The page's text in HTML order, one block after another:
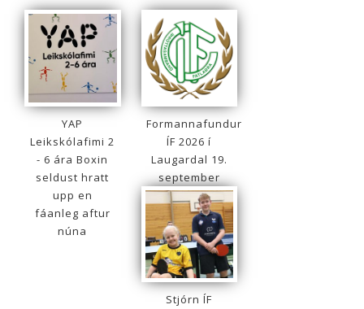
YAP
Leikskólafimi 2
- 6 ára Boxin
seldust hratt
upp en
fáanleg aftur
núna
Formannafundur
ÍF 2026 í
Laugardal 19.
september
Stjórn ÍF